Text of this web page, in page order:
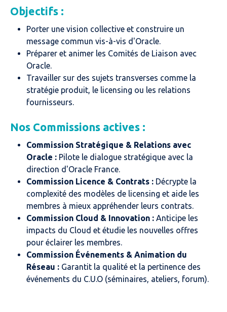
Objectifs :
Porter une vision collective et construire un
message commun vis-à-vis d'Oracle.
Préparer et animer les Comités de Liaison avec
Oracle.
Travailler sur des sujets transverses comme la
stratégie produit, le licensing ou les relations
fournisseurs.
Nos Commissions actives :
Commission Stratégique & Relations avec
Oracle : Pilote le dialogue stratégique avec la
direction d'Oracle France.
Commission Licence & Contrats : Décrypte la
complexité des modèles de licensing et aide les
membres à mieux appréhender leurs contrats.
Commission Cloud & Innovation : Anticipe les
impacts du Cloud et étudie les nouvelles offres
pour éclairer les membres.
Commission Événements & Animation du
Réseau : Garantit la qualité et la pertinence des
événements du C.U.O (séminaires, ateliers, forum).